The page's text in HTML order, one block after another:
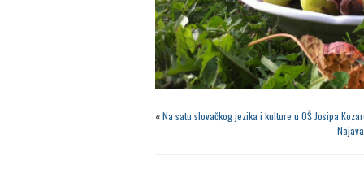
«Na satu slovačkog jezika i kulture u OŠ Josipa